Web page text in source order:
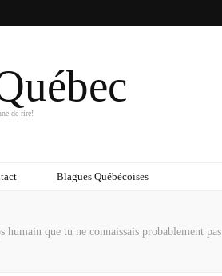
de rire!
Blagues Québécoises
humain que tu ne connaissais probablement pas